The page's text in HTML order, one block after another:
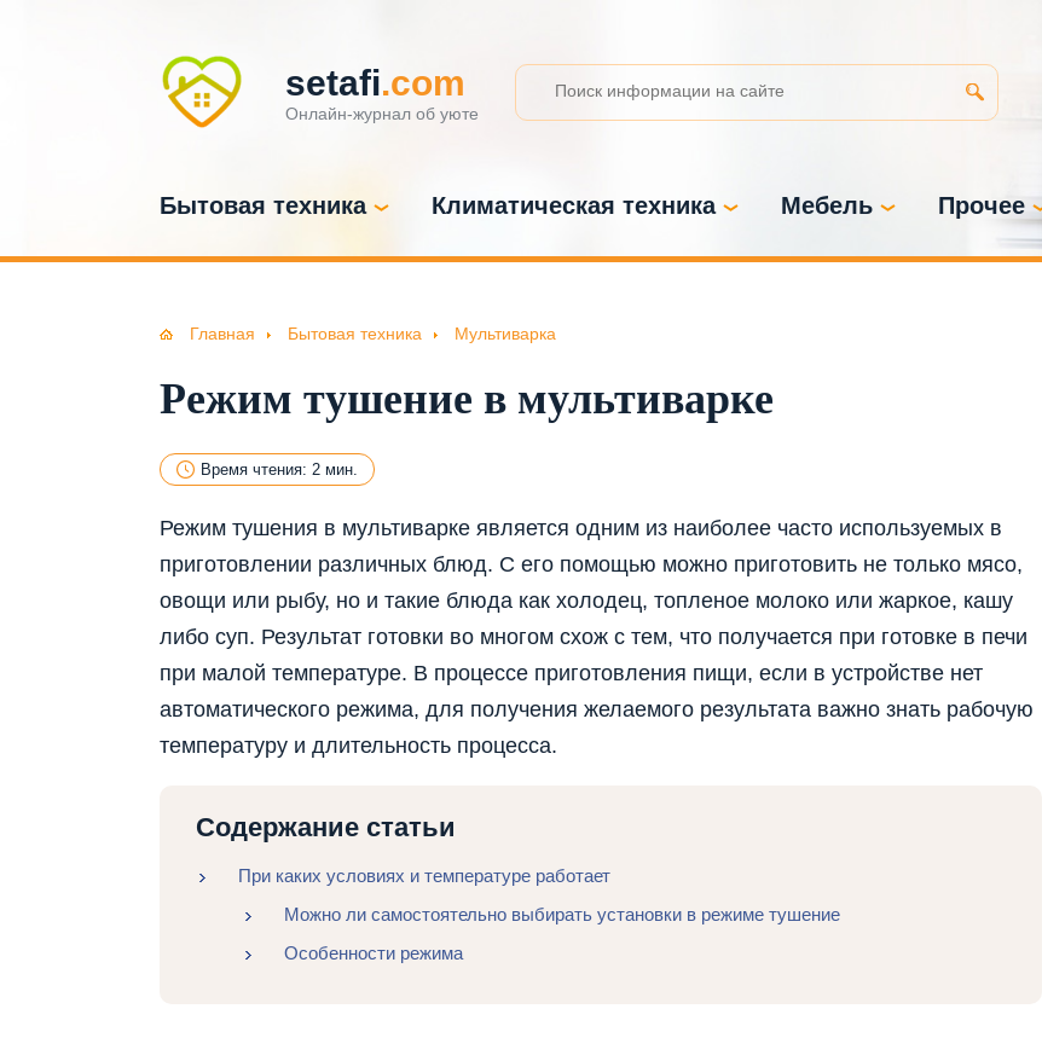
setafi.com
Онлайн-журнал об уюте
Бытовая техника Климатическая техника Мебель Прочее
Главная Бытовая техника Мультиварка
Режим тушение в мультиварке
Время чтения: 2 мин.
Режим тушения в мультиварке является одним из наиболее часто используемых в
приготовлении различных блюд. С его помощью можно приготовить не только мясо,
овощи или рыбу, но и такие блюда как холодец, топленое молоко или жаркое, кашу
либо суп. Результат готовки во многом схож с тем, что получается при готовке в печи
при малой температуре. В процессе приготовления пищи, если в устройстве нет
автоматического режима, для получения желаемого результата важно знать рабочую
температуру и длительность процесса.
Содержание статьи
При каких условиях и температуре работает
Можно ли самостоятельно выбирать установки в режиме тушение
Особенности режима